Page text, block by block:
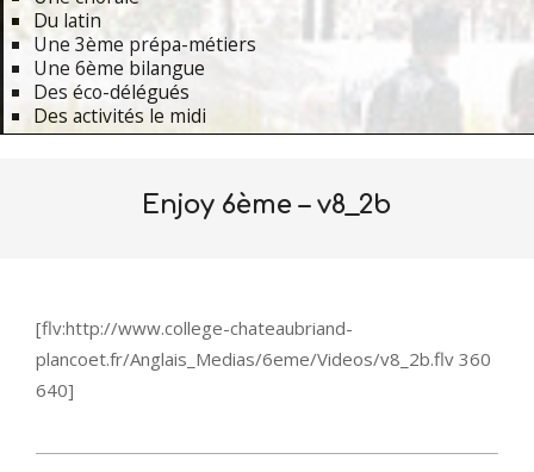
Du latin
Une 3ème prépa-métiers
Une 6ème bilangue
Des éco-délégués
Des activités le midi
Enjoy 6ème – v8_2b
[flv:http://www.college-chateaubriand-
plancoet.fr/Anglais_Medias/6eme/Videos/v8_2b.flv 360
640]